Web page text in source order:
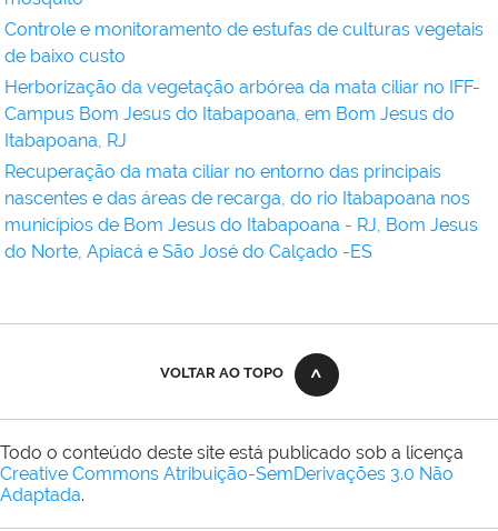
Controle e monitoramento de estufas de culturas vegetais
de baixo custo
Herborização da vegetação arbórea da mata ciliar no IFF-
Campus Bom Jesus do Itabapoana, em Bom Jesus do
Itabapoana, RJ
Recuperação da mata ciliar no entorno das principais
nascentes e das áreas de recarga, do rio Itabapoana nos
municípios de Bom Jesus do Itabapoana - RJ, Bom Jesus
do Norte, Apiacá e São José do Calçado -ES
VOLTAR AO TOPO
Todo o conteúdo deste site está publicado sob a licença
Creative Commons Atribuição-SemDerivações 3.0 Não
Adaptada.